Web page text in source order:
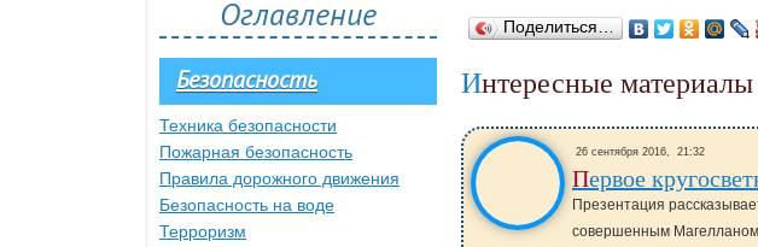
Поделиться…
Интересные
26 сентября 2016, 21:32
Первое
Презентация
совершенным
Оглавление
Безопасность
Техника безопасности
Пожарная безопасность
Правила дорожного движения
Безопасность на воде
Терроризм